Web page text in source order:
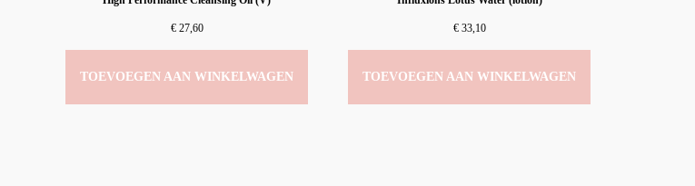
€27,60
TOEVOEGEN AAN WINKELWAGEN
€33,10
TOEVOEGEN AAN WINKELWAGEN